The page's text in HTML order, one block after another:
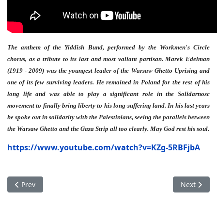
The anthem of the Yiddish Bund, performed by the Workmen's Circle
chorus, as a tribute to its last and most valiant partisan. Marek Edelman
(1919 - 2009) was the youngest leader of the Warsaw Ghetto Uprising and
one of its few surviving leaders. He remained in Poland for the rest of his
long life and was able to play a significant role in the Solidarnosc
movement to finally bring liberty to his long-suffering land. In his last years
he spoke out in solidarity with the Palestinians, seeing the parallels between
the Warsaw Ghetto and the Gaza Strip all too clearly. May God rest his soul.
https://www.youtube.com/watch?v=KZg-5RBFjbA
Previous article: Αντίο Ερνέστ
Prev Next
Next